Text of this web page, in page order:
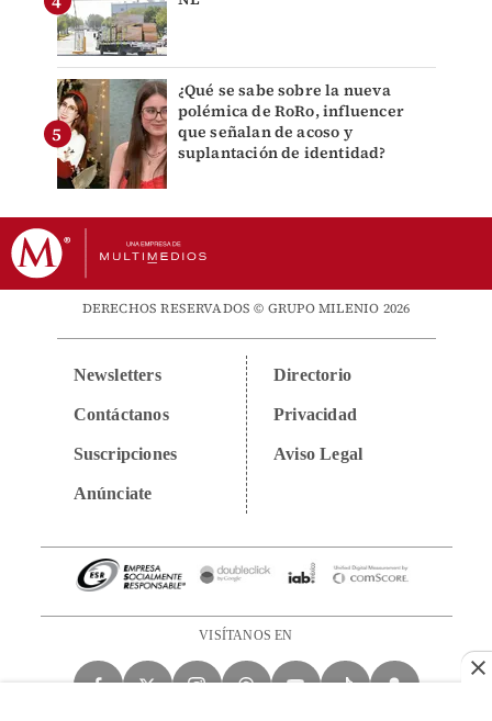
¿Qué se sabe sobre la nueva
polémica de RoRo, influencer
que señalan de acoso y
suplantación de identidad?
DERECHOS RESERVADOS © GRUPO MILENIO 2026
Newsletters
Contáctanos
Suscripciones
Anúnciate
Directorio
Privacidad
Aviso Legal
VISÍTANOS EN